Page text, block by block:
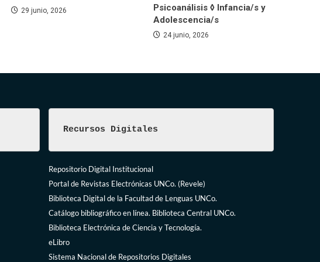
29 junio, 2026
Psicoanálisis ◊ Infancia/s y
Adolescencia/s
24 junio, 2026
Recursos Digitales
Repositorio Digital Institucional
Portal de Revistas Electrónicas UNCo. (Revele)
Biblioteca Digital de la Facultad de Lenguas UNCo.
Catálogo bibliográfico en línea. Biblioteca Central UNCo.
Biblioteca Electrónica de Ciencia y Tecnología.
eLibro
Sistema Nacional de Repositorios Digitales